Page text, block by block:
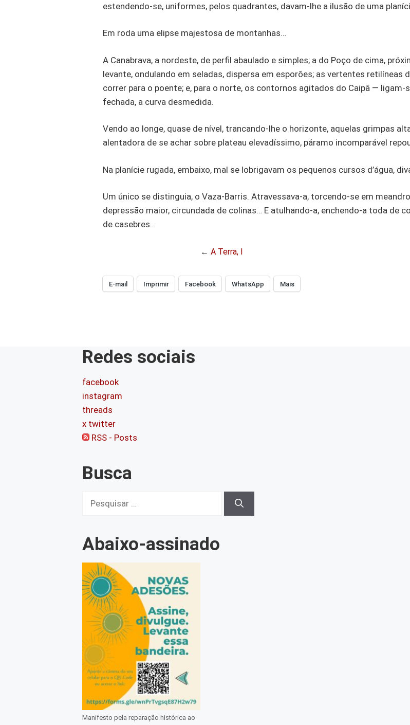
estendendo-se, uniformes, pelos quadrantes, davam-lhe a ilusão de uma
Em roda uma elipse majestosa de montanhas…
A Canabrava, a nordeste, de perfil abaulado e simples; a do Poço de cima,
levante, ondulando em seladas, dispersa em esporões; as vertentes retilíneas
correr para o poente; e, para o norte, os contornos agitados do Caipã —
fechada, a curva desmedida.
Vendo ao longe, quase de nível, trancando-lhe o horizonte, aquelas grimpas
alentadora de se achar sobre plateau elevadíssimo, páramo incomparável
Na planície rugada, embaixo, mal se lobrigavam os pequenos cursos d’água,
Um único se distinguia, o Vaza-Barris. Atravessava-a, torcendo-se em
depressão maior, circundada de colinas… E atulhando-a, enchendo-a toda de
de casebres…
← A Terra, I
E-mail Imprimir Facebook WhatsApp Mais
Redes sociais
facebook
instagram
threads
x twitter
RSS - Posts
Busca
Abaixo-assinado
Manifesto pela reparação histórica ao